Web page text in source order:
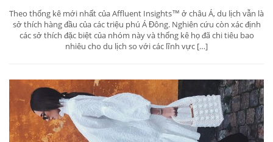
Theo thống kê mới nhất của Affluent Insights™ ở châu Á, du lịch vẫn là
sở thích hàng đầu của các triệu phú Á Đông. Nghiên cứu còn xác định
các sở thích đặc biệt của nhóm này và thống kê họ đã chi tiêu bao
nhiêu cho du lịch so với các lĩnh vực […]